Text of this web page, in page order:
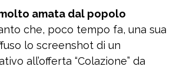
amata dal popolo
che, poco tempo fa, una sua
lo screenshot di un
all’offerta “Colazione” da